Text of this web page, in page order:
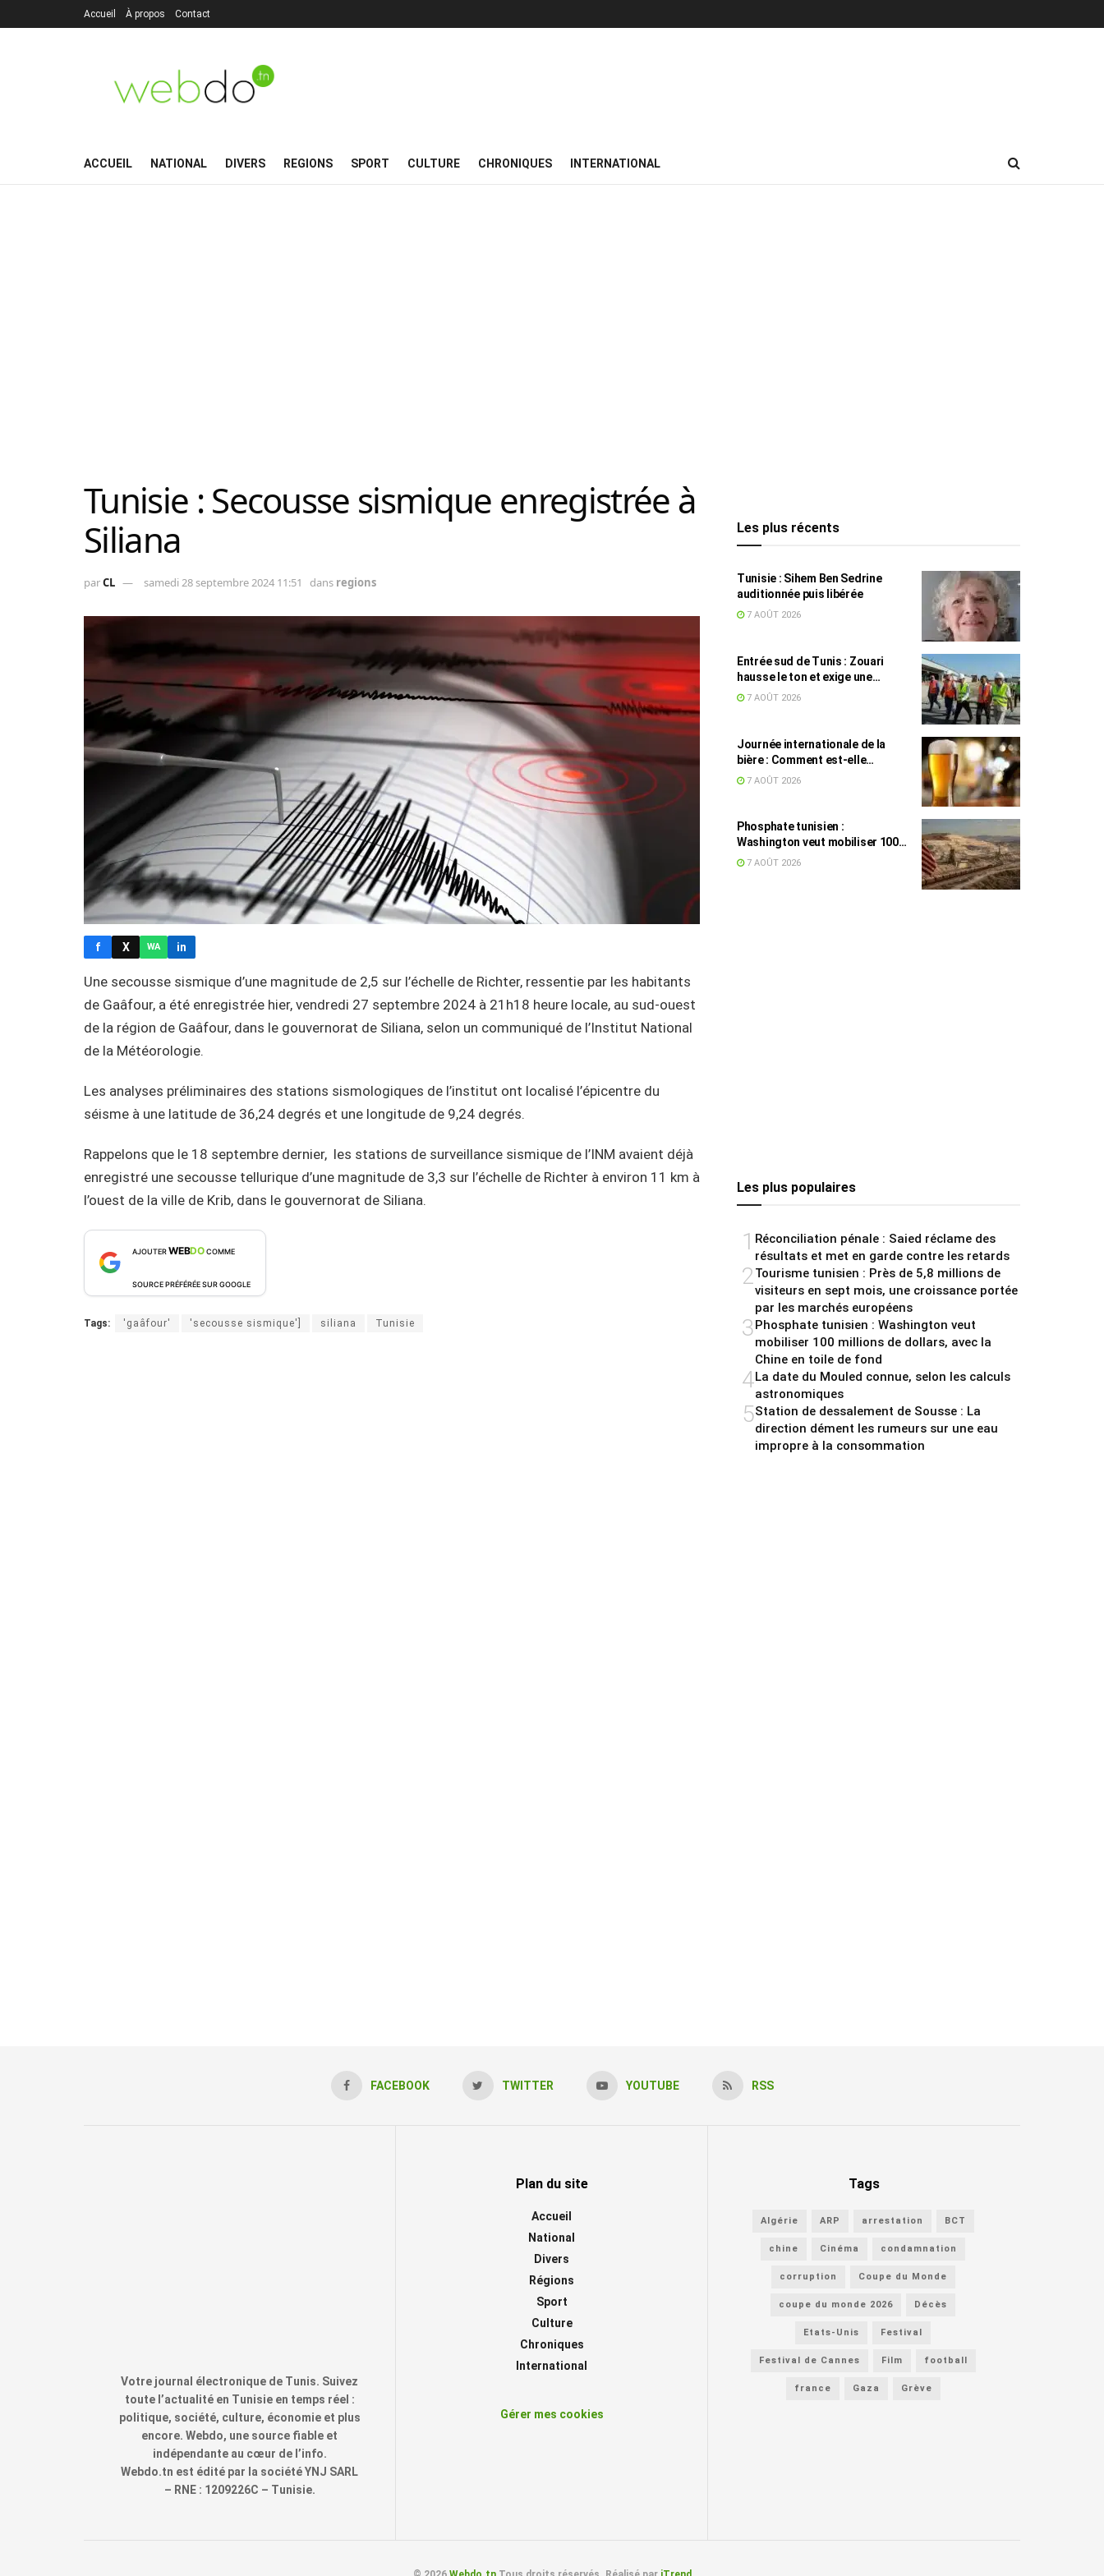
Accueil À propos Contact
ACCUEIL NATIONAL DIVERS REGIONS SPORT CULTURE CHRONIQUES INTERNATIONAL
Tunisie : Secousse sismique enregistrée à
Siliana
parCL samedi 28 septembre 2024 11:51 dans regions
f X WA in
Une secousse sismique d’une magnitude de 2,5 sur l’échelle de Richter, ressentie par les habitants
de Gaâfour, a été enregistrée hier, vendredi 27 septembre 2024 à 21h18 heure locale, au sud-ouest
de la région de Gaâfour, dans le gouvernorat de Siliana, selon un communiqué de l’Institut National
de la Météorologie.
Les analyses préliminaires des stations sismologiques de l’institut ont localisé l’épicentre du
séisme à une latitude de 36,24 degrés et une longitude de 9,24 degrés.
Rappelons que le 18 septembre dernier, les stations de surveillance sismique de l’INM avaient déjà
enregistré une secousse tellurique d’une magnitude de 3,3 sur l’échelle de Richter à environ 11 km à
l’ouest de la ville de Krib, dans le gouvernorat de Siliana.
AJOUTERWEBDOCOMME
SOURCE PRÉFÉRÉE SUR GOOGLE
Tags: 'gaâfour' 'secousse sismique'] siliana Tunisie
Les plus récents
Tunisie : Sihem Ben Sedrine
auditionnée puis libérée
7 AOÛT 2026
Entrée sud de Tunis : Zouari
hausse le ton et exige une
accélération des travaux
7 AOÛT 2026
Journée internationale de la
bière : Comment est-elle
devenue une culture en Tunisie ?
7 AOÛT 2026
Phosphate tunisien :
Washington veut mobiliser 100
millions de dollars, avec la Chine
7 AOÛT 2026
Les plus populaires
1 Réconciliation pénale : Saied réclame des
résultats et met en garde contre les retards
2Tourisme tunisien : Près de 5,8 millions de
visiteurs en sept mois, une croissance portée
par les marchés européens
3Phosphate tunisien : Washington veut
mobiliser 100 millions de dollars, avec la
Chine en toile de fond
4La date du Mouled connue, selon les calculs
astronomiques
5Station de dessalement de Sousse : La
direction dément les rumeurs sur une eau
impropre à la consommation
FACEBOOK TWITTER YOUTUBE RSS
Votre journal électronique de Tunis. Suivez
toute l’actualité en Tunisie en temps réel :
politique, société, culture, économie et plus
encore. Webdo, une source fiable et
indépendante au cœur de l’info.
Webdo.tn est édité par la société YNJ SARL
– RNE : 1209226C – Tunisie.
Plan du site
Accueil
National
Divers
Régions
Sport
Culture
Chroniques
International
Gérer mes cookies
Tags
Algérie ARP arrestation BCT
chine Cinéma condamnation
corruption Coupe du Monde
coupe du monde 2026 Décès
Etats-Unis Festival
Festival de Cannes Film football
france Gaza Grève